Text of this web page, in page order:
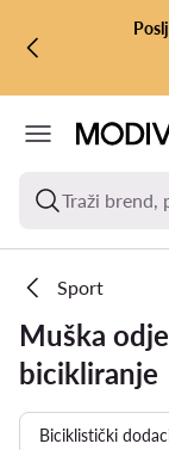
PRIJEĐI NA
PRIJEĐI NA
Traži brend,
Sport
Muška
bicikliranje
Biciklistički